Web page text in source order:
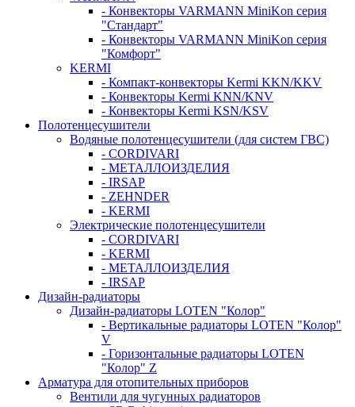
- Конвекторы VARMANN MiniKon серия
"Стандарт"
- Конвекторы VARMANN MiniKon серия
"Комфорт"
KERMI
- Компакт-конвекторы Kermi KKN/KKV
- Конвекторы Kermi KNN/KNV
- Конвекторы Kermi KSN/KSV
Полотенцесушители
Водяные полотенцесушители (для систем ГВС)
- CORDIVARI
- МЕТАЛЛОИЗДЕЛИЯ
- IRSAP
- ZEHNDER
- KERMI
Электрические полотенцесушители
- CORDIVARI
- KERMI
- МЕТАЛЛОИЗДЕЛИЯ
- IRSAP
Дизайн-радиаторы
Дизайн-радиаторы LOTEN "Колор"
- Вертикальные радиаторы LOTEN "Колор"
V
- Горизонтальные радиаторы LOTEN
"Колор" Z
Арматура для отопительных приборов
Вентили для чугунных радиаторов